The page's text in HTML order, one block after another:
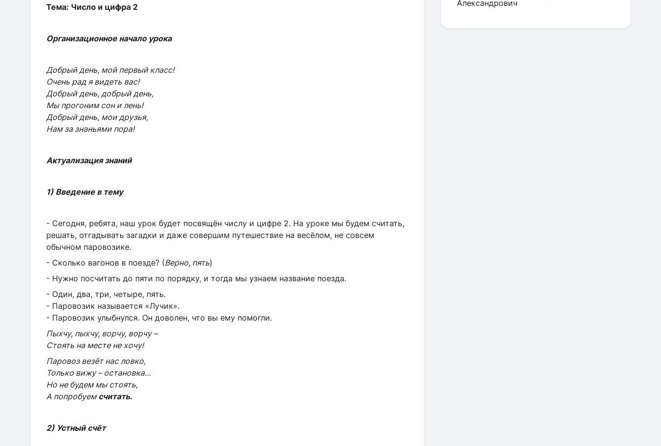
Тема: Число и цифра 2
Организационное начало урока
Добрый день, мой первый класс!
Очень рад я видеть вас!
Добрый день, добрый день,
Мы прогоним сон и лень!
Добрый день, мои друзья,
Нам за знаньями пора!
Актуализация знаний
1) Введение в тему
- Сегодня, ребята, наш урок будет посвящён числу и цифре 2. На уроке мы будем считать,
решать, отгадывать загадки и даже совершим путешествие на весёлом, не совсем
обычном паровозике.
- Сколько вагонов в поезде? (Верно, пять)
- Нужно посчитать до пяти по порядку, и тогда мы узнаем название поезда.
- Один, два, три, четыре, пять.
- Паровозик называется «Лучик».
- Паровозик улыбнулся. Он доволен, что вы ему помогли.
Пыхчу, пыхчу, ворчу, ворчу –
Стоять на месте не хочу!
Паровоз везёт нас ловко,
Только вижу – остановка…
Но не будем мы стоять,
А попробуем считать.
2) Устный счёт